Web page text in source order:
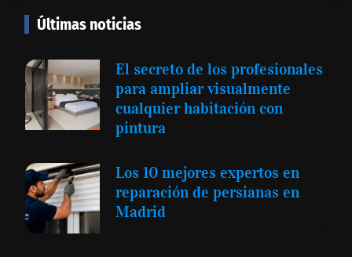
Últimas noticias
El secreto de los profesionales
para ampliar visualmente
cualquier habitación con
pintura
Los 10 mejores expertos en
reparación de persianas en
Madrid